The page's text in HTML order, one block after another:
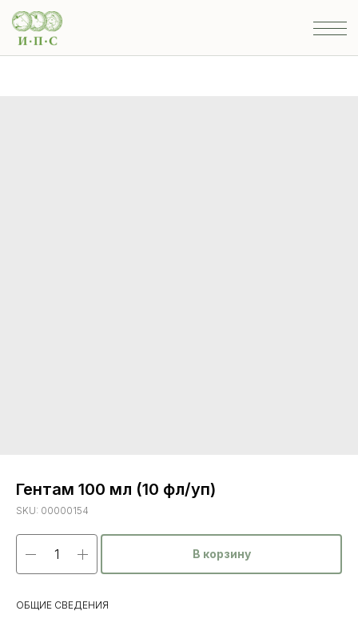
Гентам 100 мл (10 фл/уп)
SKU: 00000154
В корзину
ОБЩИЕ СВЕДЕНИЯ